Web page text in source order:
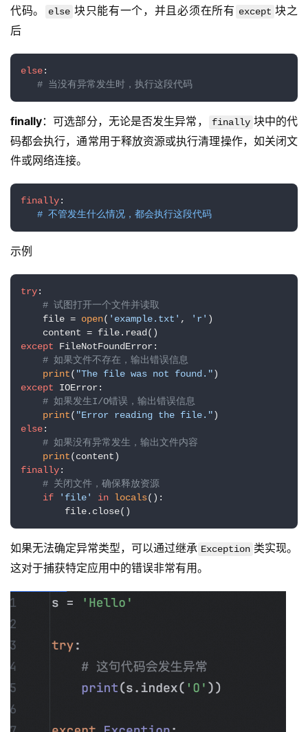
代码。 else 块只能有一个，并且必须在所有 except 块之
后
else:
# 当没有异常发生时，执行这段代码
finally：可选部分，无论是否发生异常， finally 块中的代
码都会执行，通常用于释放资源或执行清理操作，如关闭文
件或网络连接。
finally:
# 不管发生什么情况，都会执行这段代码
示例
try:
# 试图打开一个文件并读取
    file =
open( 'example.txt' , 'r' )
except FileNotFoundError:
# 如果文件不存在，输出错误信息
print( "The file was not found."
except IOError:
# 如果发生I/O错误，输出错误信息
print( "Error reading the file."
else:
# 如果没有异常发生，输出文件内容
print
finally:
# 关闭文件，确保释放资源
if
'file' in locals():
        file.close()
如果无法确定异常类型，可以通过继承 Exception 类实现。
这对于捕获特定应用中的错误非常有用。